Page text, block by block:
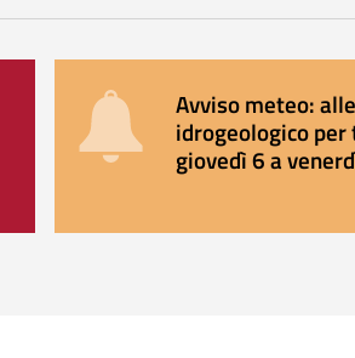
Avviso meteo:
idrogeologico
giovedì 6 a